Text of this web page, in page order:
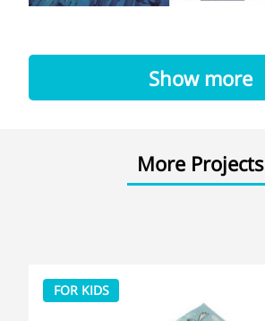
Show more
More Projects
FOR KIDS